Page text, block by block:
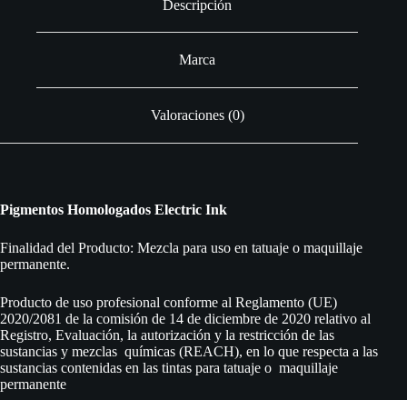
Descripción
Marca
Valoraciones (0)
Pigmentos Homologados Electric Ink
Finalidad del Producto: Mezcla para uso en tatuaje o maquillaje
permanente.
Producto de uso profesional conforme al Reglamento (UE)
2020/2081 de la comisión de 14 de diciembre de 2020 relativo al
Registro, Evaluación, la autorización y la restricción de las
sustancias y mezclas químicas (REACH), en lo que respecta a las
sustancias contenidas en las tintas para tatuaje o maquillaje
permanente